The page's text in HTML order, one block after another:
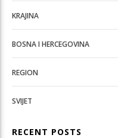
KRAJINA
BOSNA I HERCEGOVINA
REGION
SVIJET
RECENT POSTS